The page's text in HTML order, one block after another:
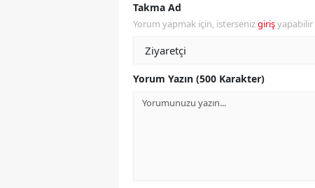
Takma Ad
Yorum yapmak için, istersenizgirişyapabilir
Yorum Yazın (500 Karakter)